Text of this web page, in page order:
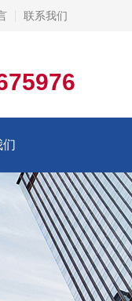
联系我们
们